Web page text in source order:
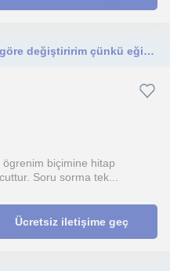
Anlatımı karşımdaki öğrencime göre değiştiririm çünkü eğitimde bireysellik vardır ve herkesin konuyu anlama alanları farklıdır
biçimine hitap
Soru sorma tek...
Ücretsiz iletişime geç